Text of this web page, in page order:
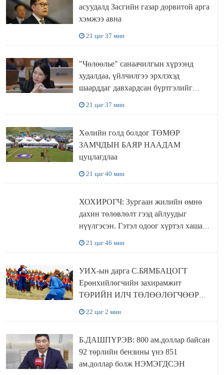
асуудалд Засгийн газар дорвитой арга
хэмжээ авна
21 цаг 37 мин
"Чөлөөлье" санаачилгын хүрээнд
худалдаа, үйлчилгээ эрхлэхэд
шаарддаг давхардсан бүртгэлийг
21 цаг 37 мин
Хөлийн голд болдог ТӨМӨР
ЗАМЧДЫН БАЯР НААДАМ
цуцлагдлаа
21 цаг 40 мин
ХОХИРОГЧ: Зургаан жилийн өмнө
дахин төлөвлөлт гээд айлуудыг
нүүлгэсэн. Гэтэл одоог хүртэл хашаа
21 цаг 46 мин
УИХ-ын дарга С.БЯМБАЦОГТ
Ерөнхийлөгчийн захирамжит
ТӨРИЙН ИЛЧ ТӨЛӨӨЛӨГЧӨӨР
22 цаг 2 мин
Б.ДАШПҮРЭВ: 800 ам.доллар байсан
92 төрлийн бензины үнэ 851
ам.доллар болж НЭМЭГДСЭН